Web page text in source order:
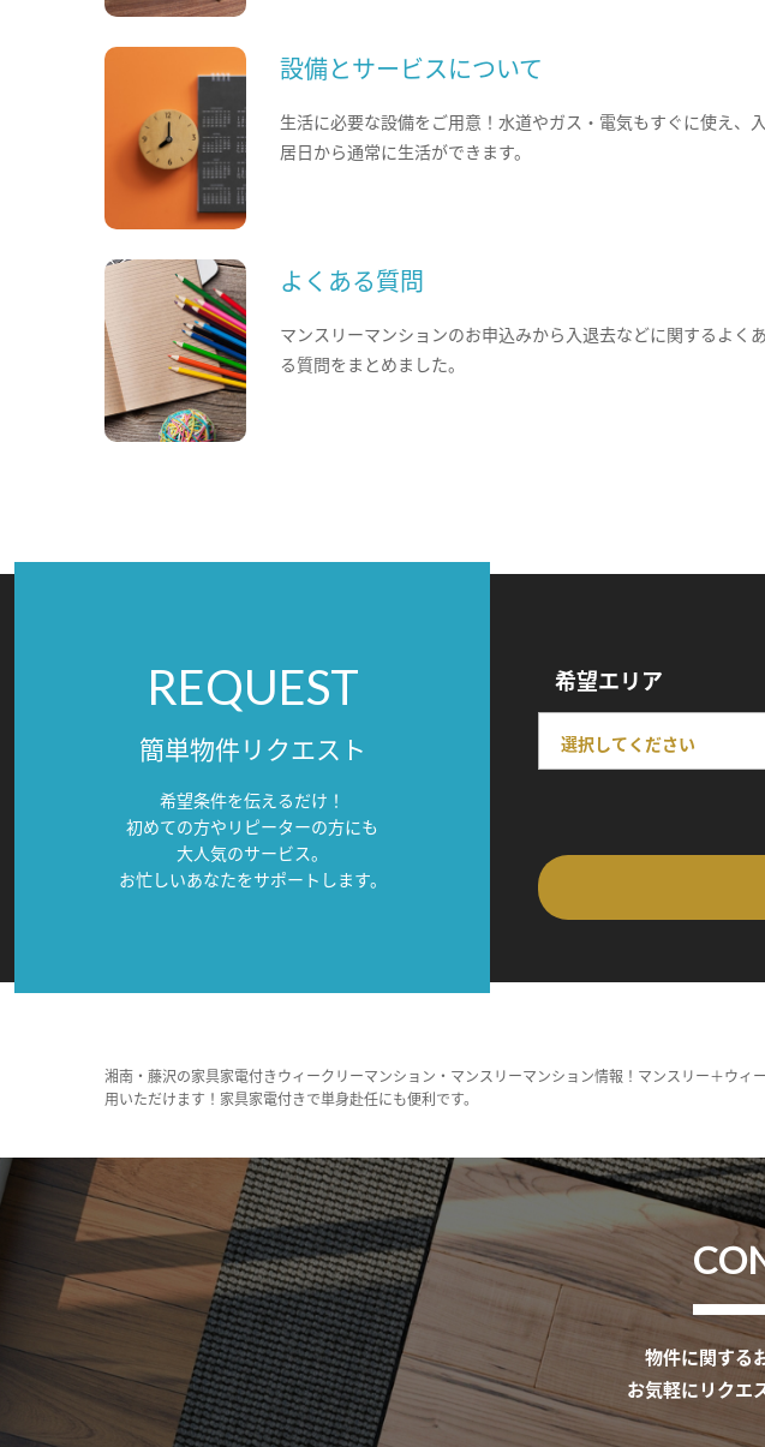
設備とサービスについて
生活に必要な設備をご用意！水道やガス・電気もすぐに使え、入
居日から通常に生活ができます。
よくある質問
マンスリーマンションのお申込みから入退去などに関するよくあ
る質問をまとめました。
REQUEST
簡単物件リクエスト
希望条件を伝えるだけ！
初めての方やリピーターの方にも
大人気のサービス。
お忙しいあなたをサポートします。
希望エリア
湘南・藤沢の家具家電付きウィークリーマンション・マンスリーマンション情報！マンスリー＋ウ
用いただけます！家具家電付きで単身赴任にも便利です。
物件に関する
お気軽にリクエ